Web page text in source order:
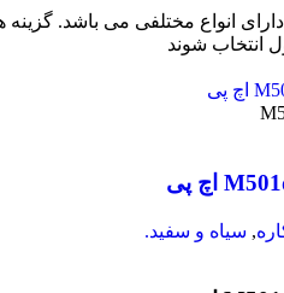
انواع مختلفی می باشد. گزینه
شوند
, سیاه و سفید.